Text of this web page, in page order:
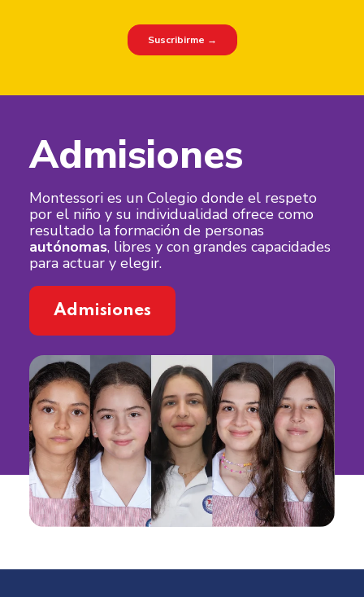
Admisiones
Montessori es un Colegio donde el respeto
por el niño y su individualidad ofrece como
resultado la formación de personas
autónomas, libres y con grandes capacidades
para actuar y elegir.
Admisiones